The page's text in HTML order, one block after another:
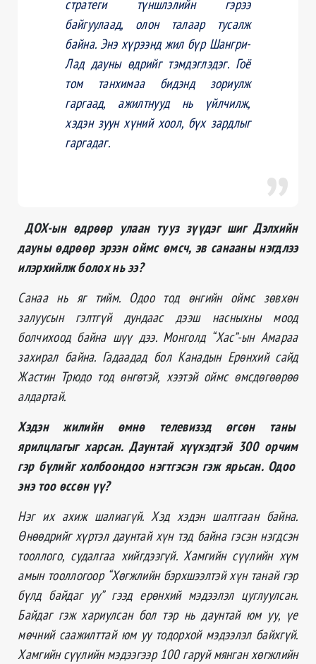
стратеги түншлэлийн гэрээ
байгуулаад, олон талаар тусалж
байна. Энэ хүрээнд жил бүр Шангри-
Лад дауны өдрийг тэмдэглэдэг. Гоё
том танхимаа бидэнд зориулж
гаргаад, ажилтнууд нь үйлчилж,
хэдэн зуун хүний хоол, бүх зардлыг
гаргадаг.
ДОХ-ын өдрөөр улаан тууз зүүдэг шиг Дэлхийн
дауны өдрөөр эрээн оймс өмсч, эв санааны нэгдлээ
илэрхийлж болох нь ээ?
Санаа нь яг тийм. Одоо тод өнгийн оймс зөвхөн
залуусын гэлтгүй дундаас дээш насныхны моод
болчихоод байна шүү дээ. Монголд “Хас”-ын Амараа
захирал байна. Гадаадад бол Канадын Ерөнхий сайд
ЖастинТрюдо тод өнгөтэй, хээтэй оймс өмсдөгөөрөө
алдартай.
Хэдэн жилийн өмнө телевизэд өгсөн таны
ярилцлагыг харсан. Даунтай хүүхэдтэй 300 орчим
гэр бүлийг холбоондоо нэгтгэсэн гэж ярьсан. Одоо
энэ тоо өссөн үү?
Нэг их ахиж шалиагүй. Хэд хэдэн шалтгаан байна.
Өнөөдрийг хүртэл даунтай хүн тэд байна гэсэн нэгдсэн
тооллого, судалгаа хийгдээгүй. Хамгийн сүүлийн хүм
амын тооллогоор “Хөгжлийн бэрхшээлтэй хүн танай гэр
бүлд байдаг уу” гээд ерөнхий мэдээлэл цуглуулсан.
Байдаг гэж хариулсан бол тэр нь даунтай юм уу, үе
мөчний саажилттай юм уу тодорхой мэдээлэл байхгүй.
Хамгийн сүүлийн мэдээгээр 100 гаруй мянган хөгжлийн